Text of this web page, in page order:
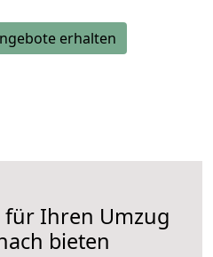
erhalten
Ihren Umzug
bieten